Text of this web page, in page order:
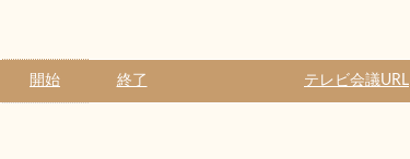
開始 終了 テレビ会議URL